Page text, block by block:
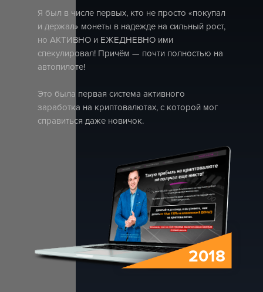
Я был в числе первых, кто не просто «покупал
и держал» монеты в надежде на сильный рост,
но АКТИВНО и ЕЖЕДНЕВНО ими
спекулировал! Причём — почти полностью на
автопилоте!
Это была первая система активного
заработка на криптовалютах, с которой мог
справиться даже новичок.
2018